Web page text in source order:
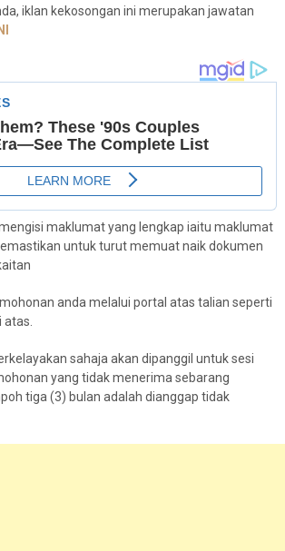
iklan kekosongan ini merupakan jawatan
maklumat yang lengkap iaitu maklumat
untuk turut memuat naik dokumen
anda melalui portal atas talian seperti
sahaja akan dipanggil untuk sesi
yang tidak menerima sebarang
tiga (3) bulan adalah dianggap tidak